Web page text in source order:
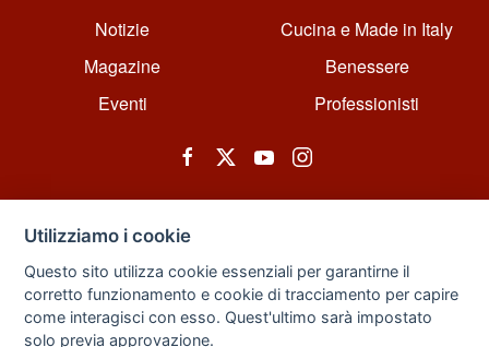
Notizie
Magazine
Eventi
Cucina e Made in Italy
Benessere
Professionisti
© All rights reserved. Powered by Zarix Solution LTD, Forest House
Business Centre, 8 Gainsborough Road, London, England, E11 1HT.
Utilizziamo i cookie
Questo sito utilizza cookie essenziali per garantirne il
corretto funzionamento e cookie di tracciamento per capire
come interagisci con esso. Quest'ultimo sarà impostato
solo previa approvazione.